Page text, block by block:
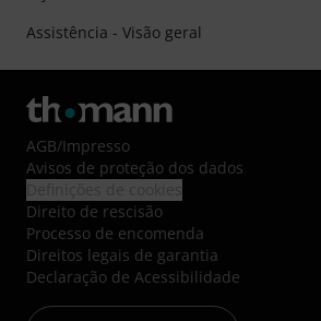
Assistência - Visão geral
AGB/Impresso
Avisos de proteção dos dados
Direito de rescisão
Processo de encomenda
Direitos legais de garantia
Declaração de Acessibilidade